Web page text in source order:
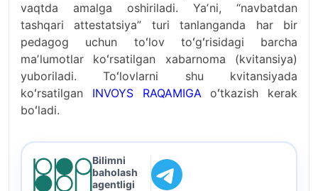
vaqtda amalga oshiriladi. Yaʼni, “navbatdan
tashqari attestatsiya” turi tanlanganda har bir
pedagog uchun toʻlov toʻgʻrisidagi barcha
maʼlumotlar koʻrsatilgan xabarnoma (kvitansiya)
yuboriladi. Toʻlovlarni shu kvitansiyada
koʻrsatilgan INVOYS RAQAMIGA
oʻtkazish kerak
boʻladi.
Bilimni
baholash
agentligi